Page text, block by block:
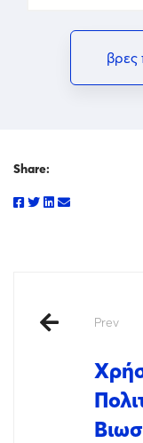
βρες
Share:
Prev